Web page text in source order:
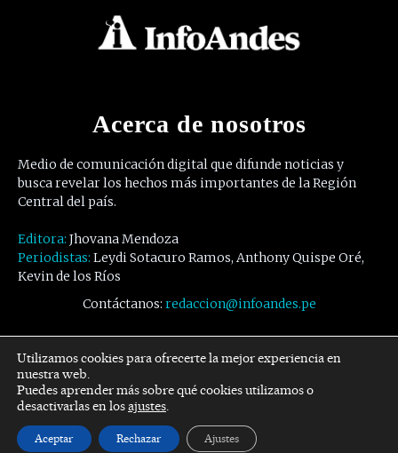
Acerca de nosotros
Medio de comunicación digital que difunde noticias y
busca revelar los hechos más importantes de la Región
Central del país.
Editora: Jhovana Mendoza
Periodistas: Leydi Sotacuro Ramos, Anthony Quispe Oré,
Kevin de los Ríos
Contáctanos: redaccion@infoandes.pe
Síguenos
Facebook Twitter Youtube
Utilizamos cookies para ofrecerte la mejor experiencia en
nuestra web.
Puedes aprender más sobre qué cookies utilizamos o
desactivarlas en losajustes.
Aceptar Rechazar Ajustes